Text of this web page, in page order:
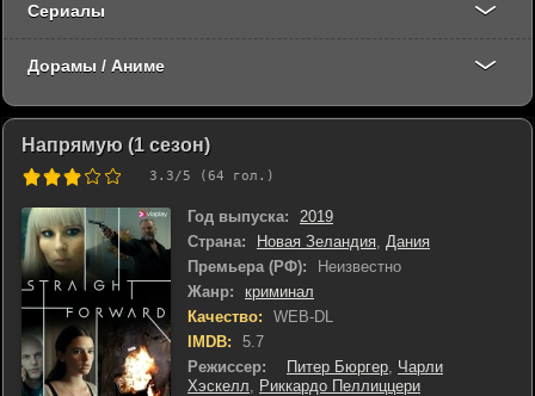
Напрямую (1 сезон)
3.3/5 (64 гол.)
Год выпуска:
2019
Страна:
Новая Зеландия, Дания
Премьера (РФ):
Неизвестно
Жанр:
криминал
Качество:
WEB-DL
IMDB:
5.7
Режиссер:
Питер Бюргер, Чарли
Хэскелл, Риккардо Пеллиццери
Сериалы
Дорамы / Аниме